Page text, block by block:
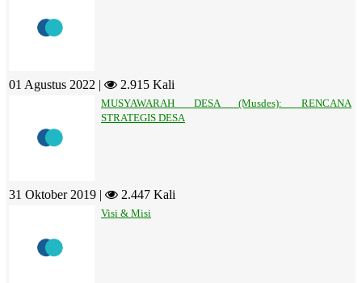
01 Agustus 2022 | 2.915 Kali
MUSYAWARAH DESA (Musdes): RENCANA
STRATEGIS DESA
31 Oktober 2019 | 2.447 Kali
Visi & Misi